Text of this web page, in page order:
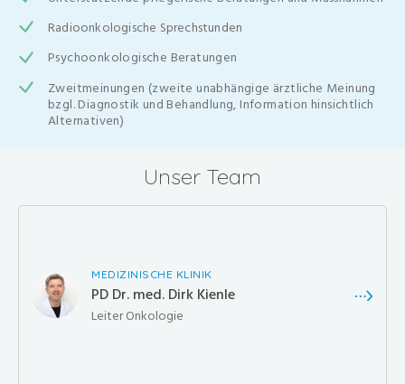
Radioonkologische Sprechstunden
Psychoonkologische Beratungen
Zweitmeinungen (zweite unabhängige ärztliche Meinung
bzgl. Diagnostik und Behandlung, Information hinsichtlich
Alternativen)
Unser Team
MEDIZINISCHE KLINIK
PD Dr. med. Dirk Kienle
Leiter Onkologie